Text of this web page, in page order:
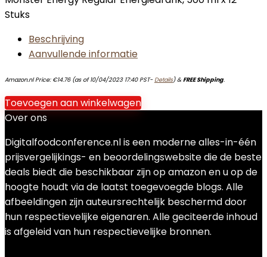
Stuks
Beschrijving
Aanvullende informatie
Amazon.nl Price: €14.76(as of 10/04/2023 17:40 PST-Details)&FREE Shipping.
Toevoegen aan winkelwagen
Over ons
Digitalfoodconference.nl is een moderne alles-in-één
prijsvergelijkings- en beoordelingswebsite die de beste
deals biedt die beschikbaar zijn op amazon en u op de
hoogte houdt via de laatst toegevoegde blogs. Alle
afbeeldingen zijn auteursrechtelijk beschermd door
hun respectievelijke eigenaren. Alle geciteerde inhoud
is afgeleid van hun respectievelijke bronnen.